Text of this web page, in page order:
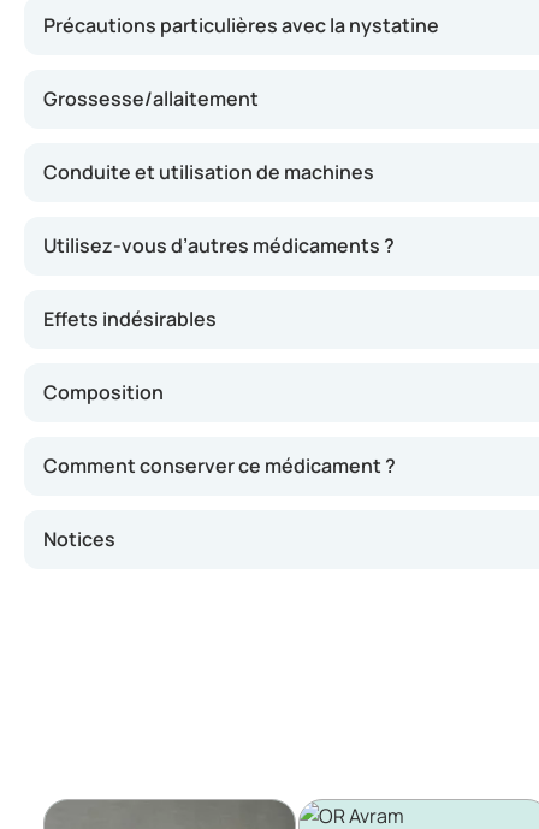
Précautions particulières avec la nystatine
Grossesse/allaitement
Conduite et utilisation de machines
Utilisez-vous d’autres médicaments ?
Effets indésirables
Composition
Comment conserver ce médicament ?
Notices